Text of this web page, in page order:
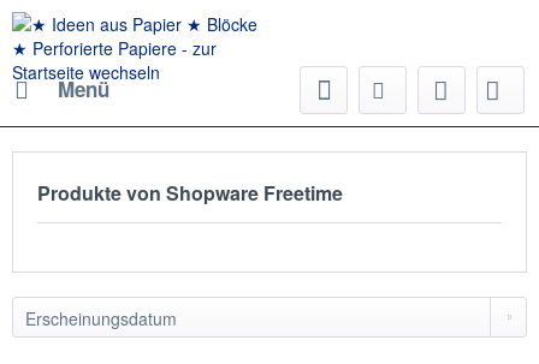
Menü
Produkte von Shopware Freetime